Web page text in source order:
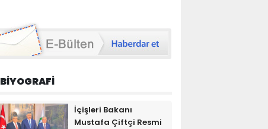
BİYOGRAFİ
İçişleri Bakanı
Mustafa Çiftçi Resmi